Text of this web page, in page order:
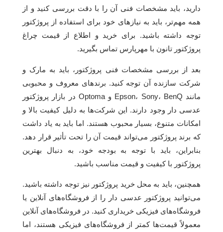
دارید، باید مشخصات فنی آن را با دقت بررسی کنید و از
همه مهم‌تر، باید به نیازهای خود برای استفاده از پروژکتور
توجه داشته باشید. برای خرید و اطلاع از قیمت چراغ
پروژکتور تانون با مهرپارس تماس بگیرید.
بعد از بررسی مشخصات فنی پروژکتور، باید به مارک و
شرکت سازنده آن توجه کنید. برندهای معروف و محبوبی
مانند Epson، Sony، BenQ و Optoma در بازار پروژکتور
عدسی دار وجود دارند. این شرکت‌ها به دلیل کیفیت بالا و
امکانات متنوع، بسیار محبوب هستند. اما باید به یاد داشت
که برند پروژکتور می‌تواند قیمت آن را تحت تأثیر قرار دهد.
بنابراین، باید با توجه به بودجه خود، به دنبال بهترین
پروژکتور با کیفیت و قیمت مناسب باشید.
همچنین، باید به محل خرید پروژکتور نیز توجه داشته باشید.
می‌توانید پروژکتور عدسی دار را از فروشگاه‌های آنلاین یا
فروشگاه‌های فیزیکی خریداری کنید. در فروشگاه‌های آنلاین
معمولاً قیمت‌ها کمتر از فروشگاه‌های فیزیکی هستند، اما